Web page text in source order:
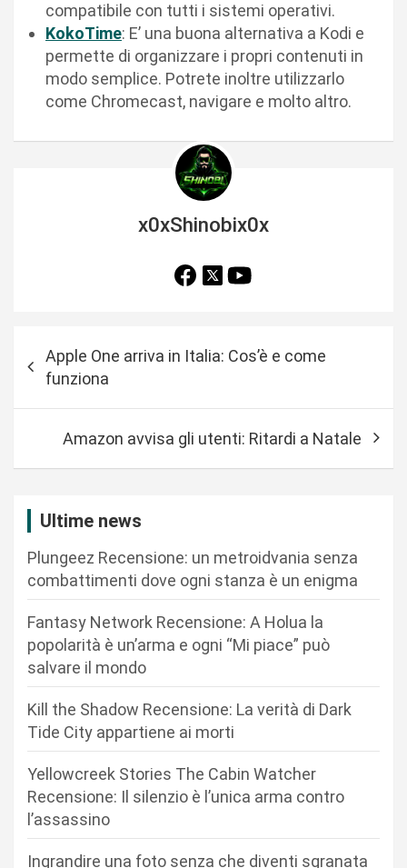
compatibile con tutti i sistemi operativi.
KokoTime: E’ una buona alternativa a Kodi e
permette di organizzare i propri contenuti in
modo semplice. Potrete inoltre utilizzarlo
come Chromecast, navigare e molto altro.
x0xShinobix0x
Apple One arriva in Italia: Cos’è e come
funziona
Amazon avvisa gli utenti: Ritardi a Natale
Ultime news
Plungeez Recensione: un metroidvania senza
combattimenti dove ogni stanza è un enigma
Fantasy Network Recensione: A Holua la
popolarità è un’arma e ogni “Mi piace” può
salvare il mondo
Kill the Shadow Recensione: La verità di Dark
Tide City appartiene ai morti
Yellowcreek Stories The Cabin Watcher
Recensione: Il silenzio è l’unica arma contro
l’assassino
Ingrandire una foto senza che diventi sgranata